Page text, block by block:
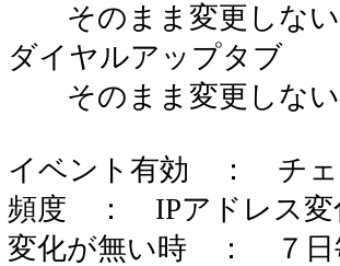
まま変更しない
ヤルアップタブ
まま変更しない
ント有効 ： チェ
： IPアドレス変
が無い時 ： ７日